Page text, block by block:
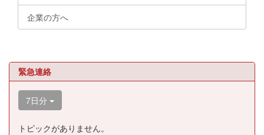
企業の方へ
緊急連絡
7日分
トピックがありません。